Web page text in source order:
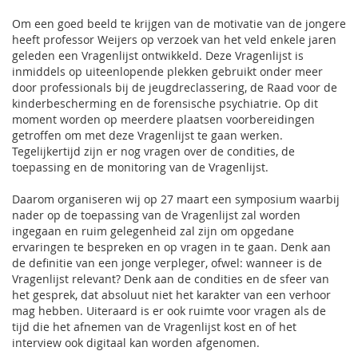
Om een goed beeld te krijgen van de motivatie van de jongere
heeft professor Weijers op verzoek van het veld enkele jaren
geleden een Vragenlijst ontwikkeld. Deze Vragenlijst is
inmiddels op uiteenlopende plekken gebruikt onder meer
door professionals bij de jeugdreclassering, de Raad voor de
kinderbescherming en de forensische psychiatrie. Op dit
moment worden op meerdere plaatsen voorbereidingen
getroffen om met deze Vragenlijst te gaan werken.
Tegelijkertijd zijn er nog vragen over de condities, de
toepassing en de monitoring van de Vragenlijst.
Daarom organiseren wij op 27 maart een symposium waarbij
nader op de toepassing van de Vragenlijst zal worden
ingegaan en ruim gelegenheid zal zijn om opgedane
ervaringen te bespreken en op vragen in te gaan. Denk aan
de definitie van een jonge verpleger, ofwel: wanneer is de
Vragenlijst relevant? Denk aan de condities en de sfeer van
het gesprek, dat absoluut niet het karakter van een verhoor
mag hebben. Uiteraard is er ook ruimte voor vragen als de
tijd die het afnemen van de Vragenlijst kost en of het
interview ook digitaal kan worden afgenomen.